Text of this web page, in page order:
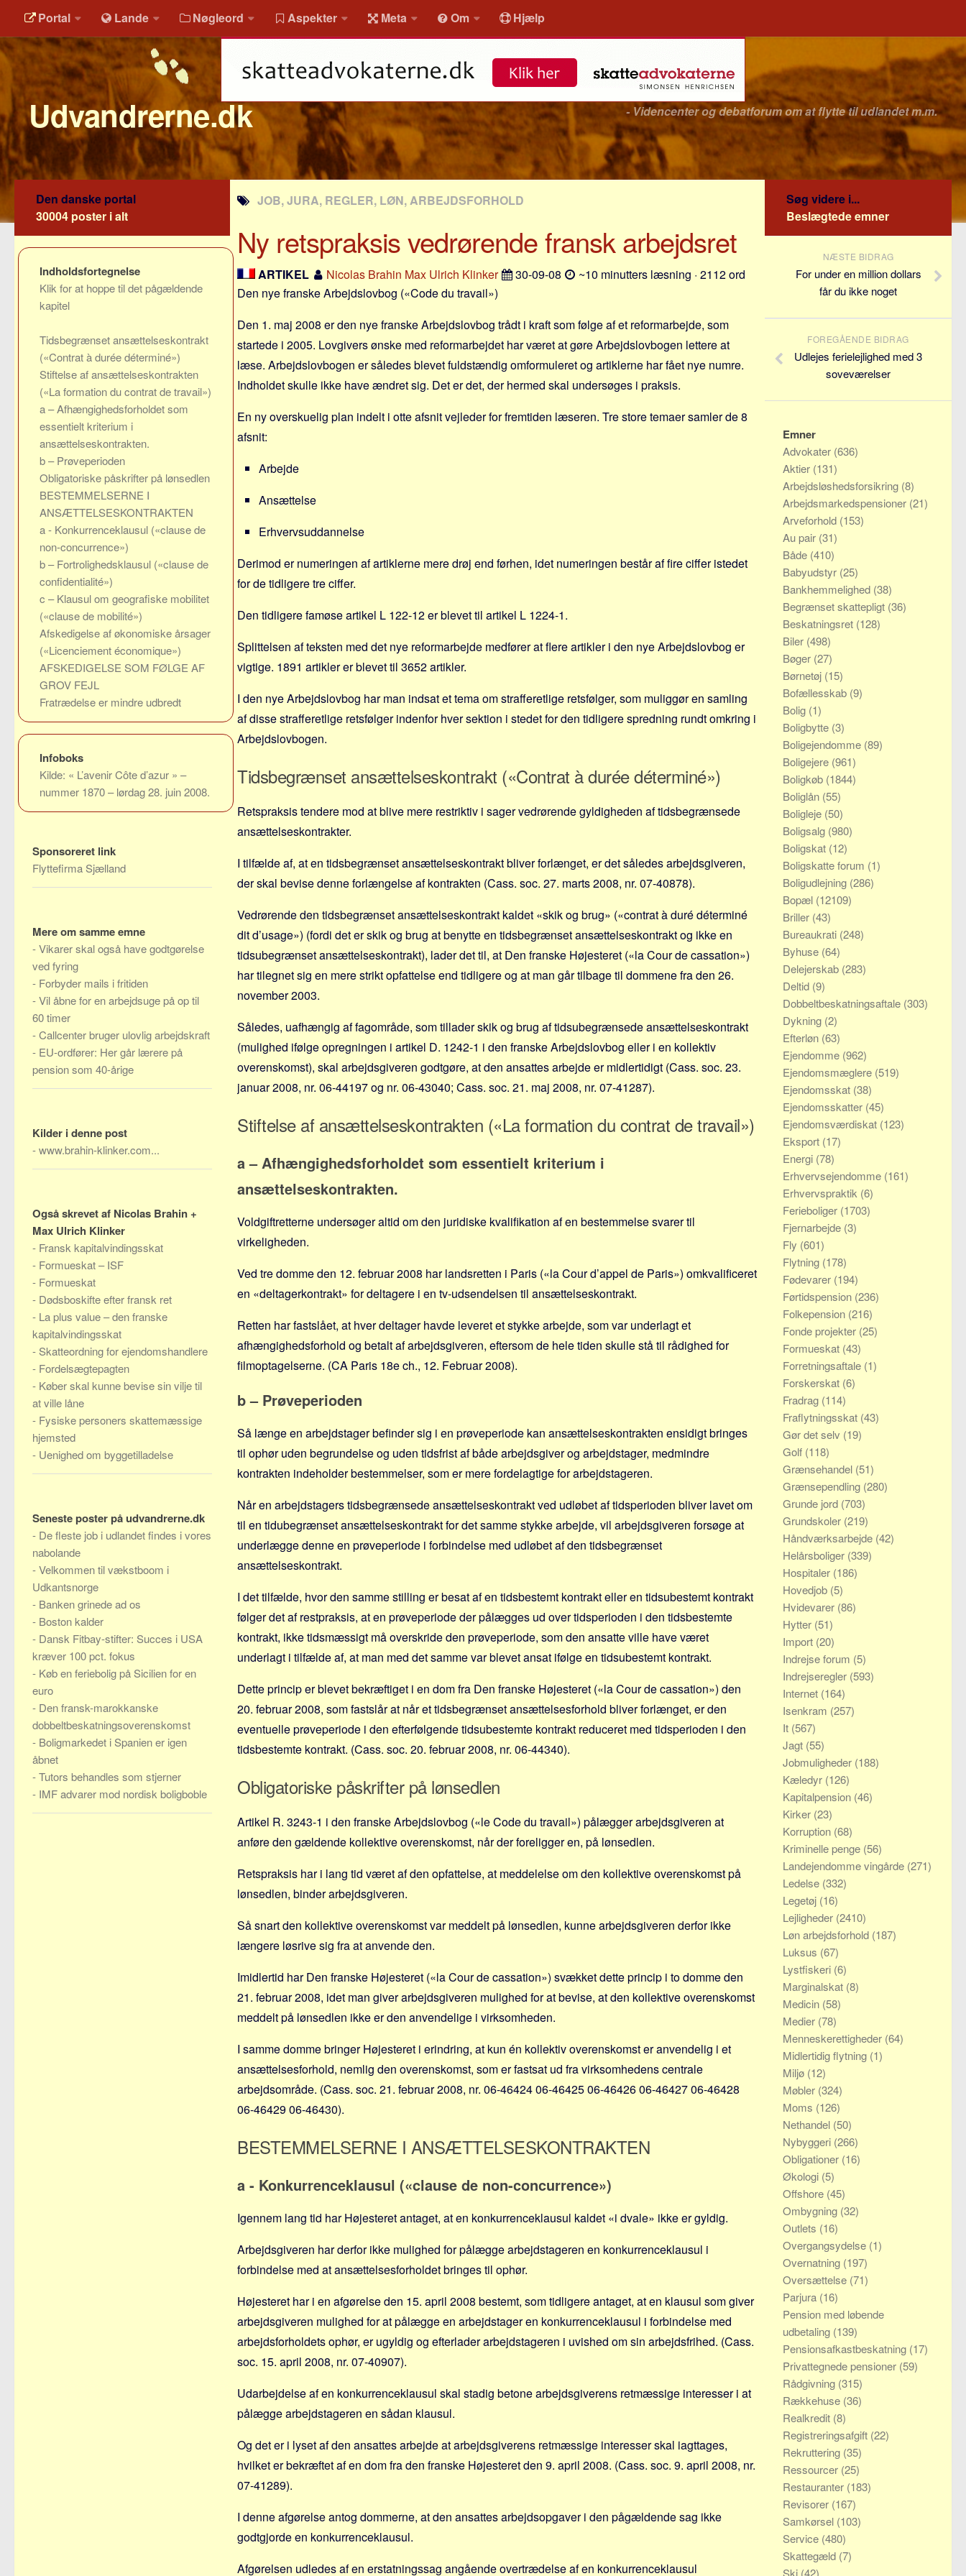
Portal Lande Nøgleord Aspekter Meta Om Hjælp
Udvandrerne.dk - Videncenter og debatforum om at flytte til udlandet m.m.
JOB, JURA, REGLER, LØN, ARBEJDSFORHOLD
Ny retspraksis vedrørende fransk arbejdsret
ARTIKEL Nicolas Brahin Max Ulrich Klinker 30-09-08
~10 minutters læsning · 2112 ord
Den nye franske Arbejdslovbog («Code du travail»)
Den 1. maj 2008 er den nye franske Arbejdslovbog trådt i kraft som følge af et reformarbejde, som
startede i 2005. Lovgivers ønske med reformarbejdet har været at gøre Arbejdslovbogen lettere at
læse. Arbejdslovbogen er således blevet fuldstændig omformuleret og artiklerne har fået nye numre.
Indholdet skulle ikke have ændret sig. Det er det, der hermed skal undersøges i praksis.
En ny overskuelig plan indelt i otte afsnit vejleder for fremtiden læseren. Tre store temaer samler de 8
afsnit:
Arbejde
Ansættelse
Erhvervsuddannelse
Derimod er numeringen af artiklerne mere drøj end førhen, idet numeringen består af fire ciffer istedet
for de tidligere tre ciffer.
Den tidligere famøse artikel L 122-12 er blevet til artikel L 1224-1.
Splittelsen af teksten med det nye reformarbejde medfører at flere artikler i den nye Arbejdslovbog er
vigtige. 1891 artikler er blevet til 3652 artikler.
I den nye Arbejdslovbog har man indsat et tema om strafferetlige retsfølger, som muliggør en samling
af disse strafferetlige retsfølger indenfor hver sektion i stedet for den tidligere spredning rundt omkring i
Arbejdslovbogen.
Tidsbegrænset ansættelseskontrakt («Contrat à durée déterminé»)
Retspraksis tendere mod at blive mere restriktiv i sager vedrørende gyldigheden af tidsbegrænsede
ansættelseskontrakter.
I tilfælde af, at en tidsbegrænset ansættelseskontrakt bliver forlænget, er det således arbejdsgiveren,
der skal bevise denne forlængelse af kontrakten (Cass. soc. 27. marts 2008, nr. 07-40878).
Vedrørende den tidsbegrænset ansættelseskontrakt kaldet «skik og brug» («contrat à duré déterminé
dit d’usage») (fordi det er skik og brug at benytte en tidsbegrænset ansættelseskontrakt og ikke en
tidsubegrænset ansættelseskontrakt), lader det til, at Den franske Højesteret («la Cour de cassation»)
har tilegnet sig en mere strikt opfattelse end tidligere og at man går tilbage til dommene fra den 26.
november 2003.
Således, uafhængig af fagområde, som tillader skik og brug af tidsubegrænsede ansættelseskontrakt
(mulighed ifølge opregningen i artikel D. 1242-1 i den franske Arbejdslovbog eller i en kollektiv
overenskomst), skal arbejdsgiveren godtgøre, at den ansattes arbejde er midlertidigt (Cass. soc. 23.
januar 2008, nr. 06-44197 og nr. 06-43040; Cass. soc. 21. maj 2008, nr. 07-41287).
Stiftelse af ansættelseskontrakten («La formation du contrat de travail»)
a – Afhængighedsforholdet som essentielt kriterium i
ansættelseskontrakten.
Voldgiftretterne undersøger altid om den juridiske kvalifikation af en bestemmelse svarer til
virkeligheden.
Ved tre domme den 12. februar 2008 har landsretten i Paris («la Cour d’appel de Paris») omkvalificeret
en «deltagerkontrakt» for deltagere i en tv-udsendelsen til ansættelseskontrakt.
Retten har fastslået, at hver deltager havde leveret et stykke arbejde, som var underlagt et
afhængighedsforhold og betalt af arbejdsgiveren, eftersom de hele tiden skulle stå til rådighed for
filmoptagelserne. (CA Paris 18e ch., 12. Februar 2008).
b – Prøveperioden
Så længe en arbejdstager befinder sig i en prøveperiode kan ansættelseskontrakten ensidigt bringes
til ophør uden begrundelse og uden tidsfrist af både arbejdsgiver og arbejdstager, medmindre
kontrakten indeholder bestemmelser, som er mere fordelagtige for arbejdstageren.
Når en arbejdstagers tidsbegrænsede ansættelseskontrakt ved udløbet af tidsperioden bliver lavet om
til en tidubegrænset ansættelseskontrakt for det samme stykke arbejde, vil arbejdsgiveren forsøge at
underlægge denne en prøveperiode i forbindelse med udløbet af den tidsbegrænset
ansættelseskontrakt.
I det tilfælde, hvor den samme stilling er besat af en tidsbestemt kontrakt eller en tidsubestemt kontrakt
følger det af restpraksis, at en prøveperiode der pålægges ud over tidsperioden i den tidsbestemte
kontrakt, ikke tidsmæssigt må overskride den prøveperiode, som den ansatte ville have været
underlagt i tilfælde af, at man med det samme var blevet ansat ifølge en tidsubestemt kontrakt.
Dette princip er blevet bekræftiget i en dom fra Den franske Højesteret («la Cour de cassation») den
20. februar 2008, som fastslår at når et tidsbegrænset ansættelsesforhold bliver forlænget, er den
eventuelle prøveperiode i den efterfølgende tidsubestemte kontrakt reduceret med tidsperioden i den
tidsbestemte kontrakt. (Cass. soc. 20. februar 2008, nr. 06-44340).
Obligatoriske påskrifter på lønsedlen
Artikel R. 3243-1 i den franske Arbejdslovbog («le Code du travail») pålægger arbejdsgiveren at
anføre den gældende kollektive overenskomst, når der foreligger en, på lønsedlen.
Retspraksis har i lang tid været af den opfattelse, at meddelelse om den kollektive overenskomst på
lønsedlen, binder arbejdsgiveren.
Så snart den kollektive overenskomst var meddelt på lønsedlen, kunne arbejdsgiveren derfor ikke
længere løsrive sig fra at anvende den.
Imidlertid har Den franske Højesteret («la Cour de cassation») svækket dette princip i to domme den
21. februar 2008, idet man giver arbejdsgiveren mulighed for at bevise, at den kollektive overenskomst
meddelt på lønsedlen ikke er den anvendelige i virksomheden.
I samme domme bringer Højesteret i erindring, at kun én kollektiv overenskomst er anvendelig i et
ansættelsesforhold, nemlig den overenskomst, som er fastsat ud fra virksomhedens centrale
arbejdsområde. (Cass. soc. 21. februar 2008, nr. 06-46424 06-46425 06-46426 06-46427 06-46428
06-46429 06-46430).
BESTEMMELSERNE I ANSÆTTELSESKONTRAKTEN
a - Konkurrenceklausul («clause de non-concurrence»)
Igennem lang tid har Højesteret antaget, at en konkurrenceklausul kaldet «i dvale» ikke er gyldig.
Arbejdsgiveren har derfor ikke mulighed for pålægge arbejdstageren en konkurrenceklausul i
forbindelse med at ansættelsesforholdet bringes til ophør.
Højesteret har i en afgørelse den 15. april 2008 bestemt, som tidligere antaget, at en klausul som giver
arbejdsgiveren mulighed for at pålægge en arbejdstager en konkurrenceklausul i forbindelse med
arbejdsforholdets ophør, er ugyldig og efterlader arbejdstageren i uvished om sin arbejdsfrihed. (Cass.
soc. 15. april 2008, nr. 07-40907).
Udarbejdelse af en konkurrenceklausul skal stadig betone arbejdsgiverens retmæssige interesser i at
pålægge arbejdstageren en sådan klausul.
Og det er i lyset af den ansattes arbejde at arbejdsgiverens retmæssige interesser skal iagttages,
hvilket er bekræftet af en dom fra den franske Højesteret den 9. april 2008. (Cass. soc. 9. april 2008, nr.
07-41289).
I denne afgørelse antog dommerne, at den ansattes arbejdsopgaver i den pågældende sag ikke
godtgjorde en konkurrenceklausul.
Afgørelsen udledes af en erstatningssag angående overtrædelse af en konkurrenceklausul
Den danske portal
30004 poster i alt
Indholdsfortegnelse
Klik for at hoppe til det pågældende
kapitel
Tidsbegrænset ansættelseskontrakt
(«Contrat à durée déterminé»)
Stiftelse af ansættelseskontrakten
(«La formation du contrat de travail»)
a – Afhængighedsforholdet som
essentielt kriterium i
ansættelseskontrakten.
b – Prøveperioden
Obligatoriske påskrifter på lønsedlen
BESTEMMELSERNE I
ANSÆTTELSESKONTRAKTEN
a - Konkurrenceklausul («clause de
non-concurrence»)
b – Fortrolighedsklausul («clause de
confidentialité»)
c – Klausul om geografiske mobilitet
(«clause de mobilité»)
Afskedigelse af økonomiske årsager
(«Licenciement économique»)
AFSKEDIGELSE SOM FØLGE AF
GROV FEJL
Fratrædelse er mindre udbredt
Infoboks
Kilde: « L’avenir Côte d’azur » –
nummer 1870 – lørdag 28. juin 2008.
Sponsoreret link
Flyttefirma Sjælland
Mere om samme emne
-Vikarer skal også have godtgørelse
ved fyring
- Forbyder mails i fritiden
-Vil åbne for en arbejdsuge på op til
60 timer
-Callcenter bruger ulovlig arbejdskraft
- EU-ordfører: Her går lærere på
pension som 40-årige
Kilder i denne post
-www.brahin-klinker.com...
Også skrevet af Nicolas Brahin +
Max Ulrich Klinker
- Fransk kapitalvindingsskat
- Formueskat – ISF
- Formueskat
- Dødsboskifte efter fransk ret
- La plus value – den franske
kapitalvindingsskat
- Skatteordning for ejendomshandlere
- Fordelsægtepagten
- Køber skal kunne bevise sin vilje til
at ville låne
- Fysiske personers skattemæssige
hjemsted
- Uenighed om byggetilladelse
Seneste poster på udvandrerne.dk
- De fleste job i udlandet findes i vores
nabolande
-Velkommen til vækstboom i
Udkantsnorge
- Banken grinede ad os
- Boston kalder
- Dansk Fitbay-stifter: Succes i USA
kræver 100 pct. fokus
- Køb en feriebolig på Sicilien for en
euro
- Den fransk-marokkanske
dobbeltbeskatningsoverenskomst
- Boligmarkedet i Spanien er igen
åbnet
-Tutors behandles som stjerner
- IMF advarer mod nordisk boligboble
Søg videre i...
Beslægtede emner
NÆSTE BIDRAG
For under en million dollars
får du ikke noget
FOREGÅENDE BIDRAG
Udlejes ferielejlighed med 3
soveværelser
Emner
Advokater (636)
Aktier (131)
Arbejdsløshedsforsikring (8)
Arbejdsmarkedspensioner (21)
Arveforhold (153)
Au pair (31)
Både (410)
Babyudstyr (25)
Bankhemmelighed (38)
Begrænset skattepligt (36)
Beskatningsret (128)
Biler (498)
Bøger (27)
Børnetøj (15)
Bofællesskab (9)
Bolig (1)
Boligbytte (3)
Boligejendomme (89)
Boligejere (961)
Boligkøb (1844)
Boliglån (55)
Boligleje (50)
Boligsalg (980)
Boligskat (12)
Boligskatte forum (1)
Boligudlejning (286)
Bopæl (12109)
Briller (43)
Bureaukrati (248)
Byhuse (64)
Delejerskab (283)
Deltid (9)
Dobbeltbeskatningsaftale (303)
Dykning (2)
Efterløn (63)
Ejendomme (962)
Ejendomsmæglere (519)
Ejendomsskat (38)
Ejendomsskatter (45)
Ejendomsværdiskat (123)
Eksport (17)
Energi (78)
Erhvervsejendomme (161)
Erhvervspraktik (6)
Ferieboliger (1703)
Fjernarbejde (3)
Fly (601)
Flytning (178)
Fødevarer (194)
Førtidspension (236)
Folkepension (216)
Fonde projekter (25)
Formueskat (43)
Forretningsaftale (1)
Forskerskat (6)
Fradrag (114)
Fraflytningsskat (43)
Gør det selv (19)
Golf (118)
Grænsehandel (51)
Grænsependling (280)
Grunde jord (703)
Grundskoler (219)
Håndværksarbejde (42)
Helårsboliger (339)
Hospitaler (186)
Hovedjob (5)
Hvidevarer (86)
Hytter (51)
Import (20)
Indrejse forum (5)
Indrejseregler (593)
Internet (164)
Isenkram (257)
It (567)
Jagt (55)
Jobmuligheder (188)
Kæledyr (126)
Kapitalpension (46)
Kirker (23)
Korruption (68)
Kriminelle penge (56)
Landejendomme vingårde (271)
Ledelse (332)
Legetøj (16)
Lejligheder (2410)
Løn arbejdsforhold (187)
Luksus (67)
Lystfiskeri (6)
Marginalskat (8)
Medicin (58)
Medier (78)
Menneskerettigheder (64)
Midlertidig flytning (1)
Miljø (12)
Møbler (324)
Moms (126)
Nethandel (50)
Nybyggeri (266)
Obligationer (16)
Økologi (5)
Offshore (45)
Ombygning (32)
Outlets (16)
Overgangsydelse (1)
Overnatning (197)
Oversættelse (71)
Parjura (16)
Pension med løbende
udbetaling (139)
Pensionsafkastbeskatning (17)
Privattegnede pensioner (59)
Rådgivning (315)
Rækkehuse (36)
Realkredit (8)
Registreringsafgift (22)
Rekruttering (35)
Ressourcer (25)
Restauranter (183)
Revisorer (167)
Samkørsel (103)
Service (480)
Skattegæld (7)
Ski (42)